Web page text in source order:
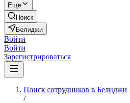
Ещё
Поиск
Белиджи
Войти
Войти
Зарегистрироваться
Поиск сотрудников в Белиджи
/